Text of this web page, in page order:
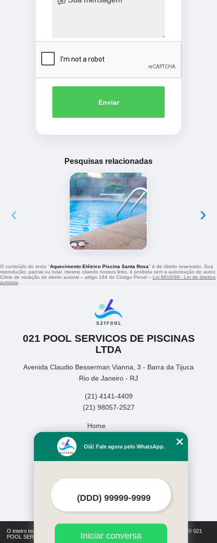
Enviar
Pesquisas relacionadas
‹ ›
O conteúdo do texto "Aquecimento Elétrico Piscina Santa Rosa" é de direito reservado. Sua
reprodução, parcial ou total, mesmo citando nossos links, é proibida sem a autorização do autor.
Crime de violação de direito autoral – artigo 184 do Código Penal – Lei 9610/98 - Lei de direitos
autorais
021 POOL SERVICOS DE PISCINAS
LTDA
Avenida Claudio Besserman Vianna, 3 - Barra da Tijuca
Rio de Janeiro - RJ
(21) 4141-4409
(21) 98057-2527
Home
Missão
Serviços
Mais Serviços
O inteiro teor deste site está sujeito à proteção de direitos autorais. Copyright© 021
POOL SERVICOS DE PISCINAS LTDA (Lei 9610 de 19/02/1998)
Olá! Fale agora pelo WhatsApp.
Iniciar conversa